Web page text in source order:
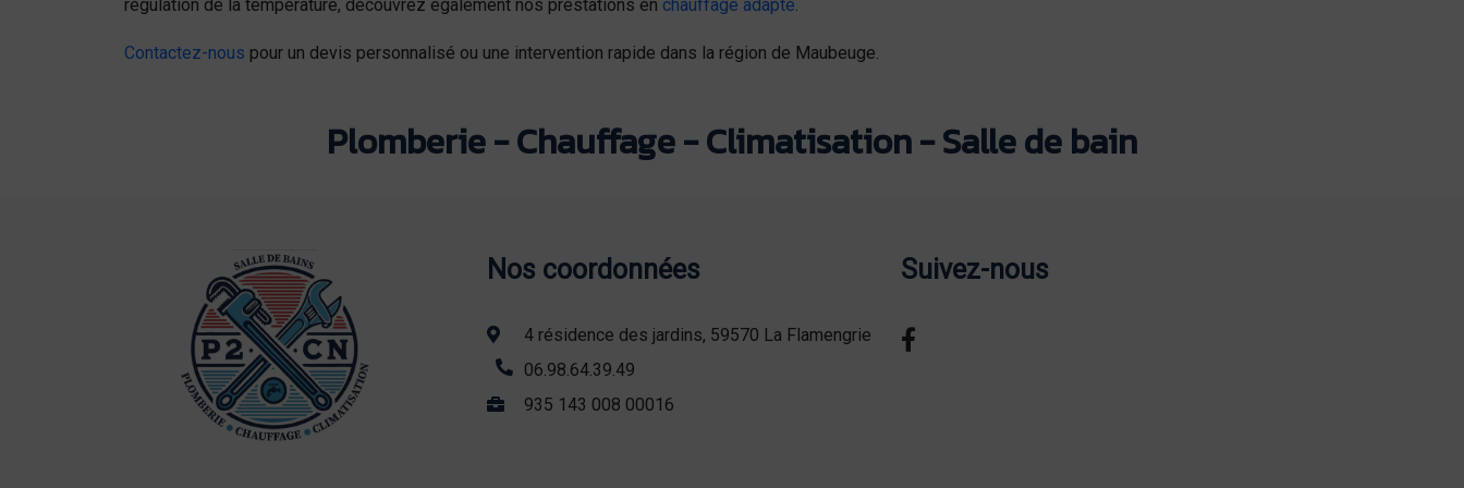
régulation de la température, découvrez également nos prestations en chauffage adapté.
Contactez-nous pour un devis personnalisé ou une intervention rapide dans la région de Maubeuge.
Plomberie - Chauffage - Climatisation - Salle de bain
Nos coordonnées
4 résidence des jardins, 59570 La Flamengrie
06.98.64.39.49
935 143 008 00016
Suivez-nous